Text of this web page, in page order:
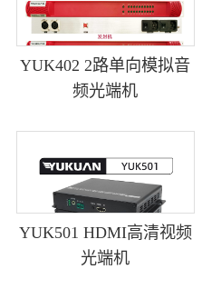
YUK402 2路单向模拟音
频光端机
YUK501 HDMI高清视频
光端机